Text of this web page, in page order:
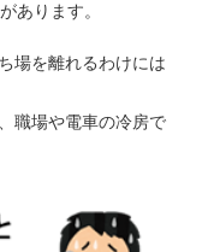
あります。
場を離れるわけには
職場や電車の冷房で